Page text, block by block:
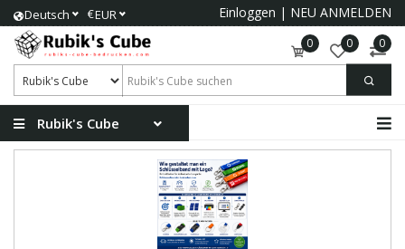
Deutsch €EUR Einloggen | NEU ANMELDEN
0 0 0
Rubik's Cube